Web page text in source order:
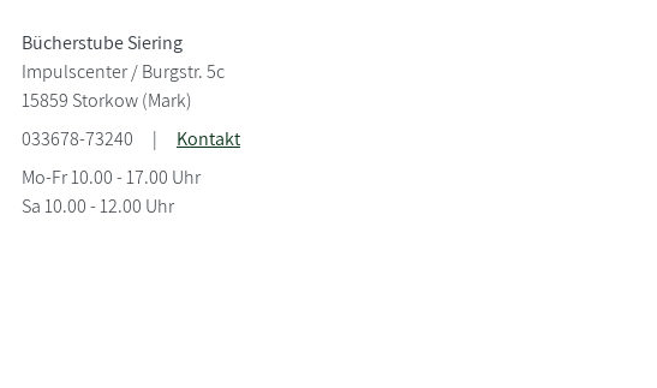
Bücherstube Siering
Impulscenter / Burgstr. 5c
15859 Storkow (Mark)
033678-73240
|
Kontakt
Mo-Fr 10.00 - 17.00 Uhr
Sa 10.00 - 12.00 Uhr